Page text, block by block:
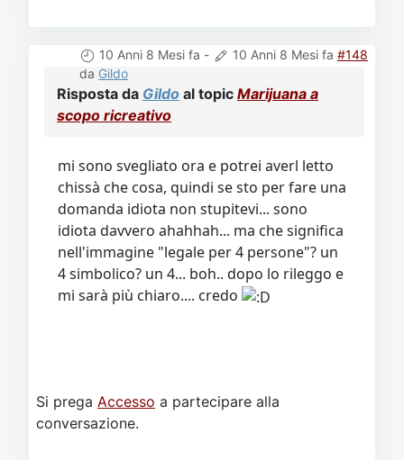
10 Anni 8 Mesi fa - 10 Anni 8 Mesi fa #148
da Gildo
Risposta da Gildo al topic Marijuana a
scopo ricreativo
mi sono svegliato ora e potrei averl letto
chissà che cosa, quindi se sto per fare una
domanda idiota non stupitevi... sono
idiota davvero ahahhah... ma che significa
nell'immagine "legale per 4 persone"? un
4 simbolico? un 4... boh.. dopo lo rileggo e
mi sarà più chiaro.... credo
Si prega Accesso a partecipare alla
conversazione.